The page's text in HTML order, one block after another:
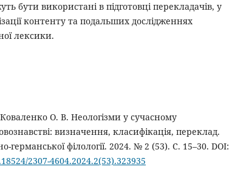
бути використані в підготовці перекладачів, у
контенту та подальших дослідженнях
лексики.
О. В. Неологізми у сучасному
визначення, класифікація, переклад.
германської філології. 2024. № 2 (53). С. 15–30. DOI:
2307-4604.2024.2(53).323935